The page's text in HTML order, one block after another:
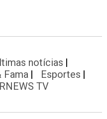
notícias
Fama
Esportes
TV